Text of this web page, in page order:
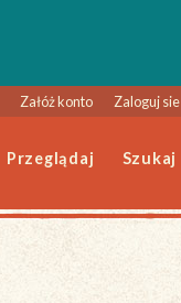
Załóż konto Zaloguj sie
Przeglądaj Szukaj